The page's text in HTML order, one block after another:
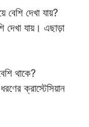
বেশি দেখা যায়?
দেখা যায়। এছাড়া
থাকে?
ক্রাস্টেসিয়ান